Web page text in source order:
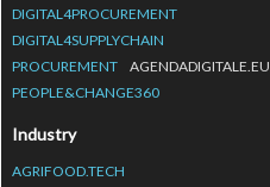
DIGITAL4PROCUREMENT
DIGITAL4SUPPLYCHAIN
PROCUREMENT
AGENDADIGITALE.EU
PEOPLE&CHANGE360
Industry
AGRIFOOD.TECH